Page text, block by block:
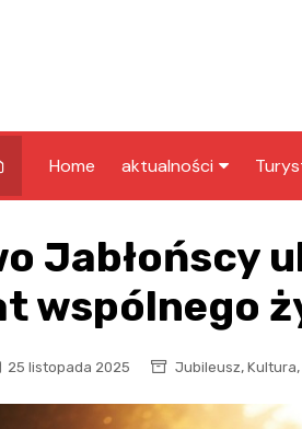
Home aktualności
infrastruktura
edukacja
Jabłońscy
wspólnego
25 listopada 2025 Jubileusz, Kultura,